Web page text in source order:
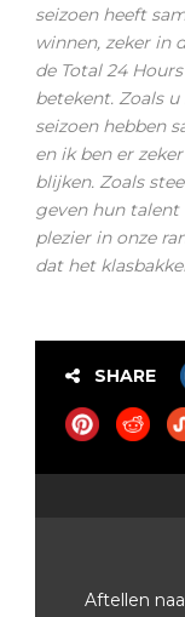
seizoen heeft
winnen, zeker in
de Total 24
betekent. Zoals
seizoen hebben
en ik ben er
blijken. Zoals
geven hun
plezier in onze
dat het
SHARE
Aftellen